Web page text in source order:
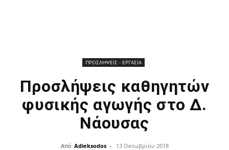
ΠΡΟΣΛΗΨΕΙΣ - ΕΡΓΑΣΙΑ
Προσλήψεις καθηγητών
φυσικής αγωγής στο Δ.
Νάουσας
Από Adieksodos - 13 Οκτωβρίου 2018